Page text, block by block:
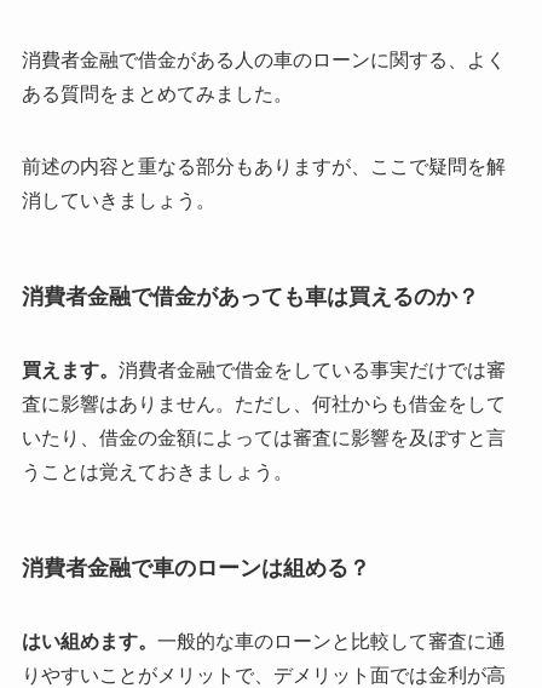
消費者金融で借金がある人の車のローンに関する、よく
ある質問をまとめてみました。
前述の内容と重なる部分もありますが、ここで疑問を解
消していきましょう。
消費者金融で借金があっても車は買えるのか？
買えます。 消費者金融で借金をしている事実だけでは審
査に影響はありません。ただし、何社からも借金をして
いたり、借金の金額によっては審査に影響を及ぼすと言
うことは覚えておきましょう。
消費者金融で車のローンは組める？
はい組めます。 一般的な車のローンと比較して審査に通
りやすいことがメリットで、デメリット面では金利が高